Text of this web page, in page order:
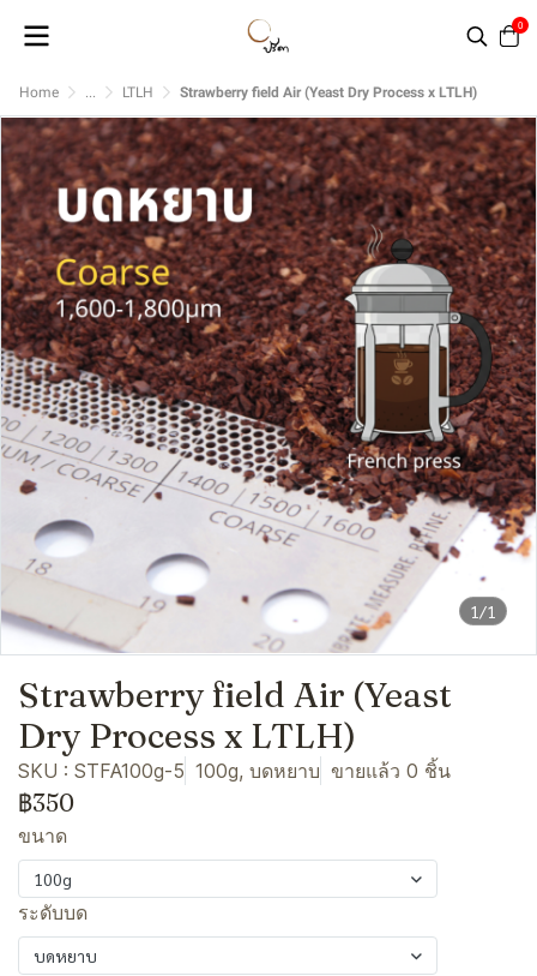
0
Home ... LTLH Strawberry field Air (Yeast Dry Process x LTLH)
1/1
Strawberry field Air (Yeast
Dry Process x LTLH)
SKU : STFA100g-5 100g, บดหยาบ ขายแล้ว 0 ชิ้น
฿350
ขนาด
100g
ระดับบด
บดหยาบ